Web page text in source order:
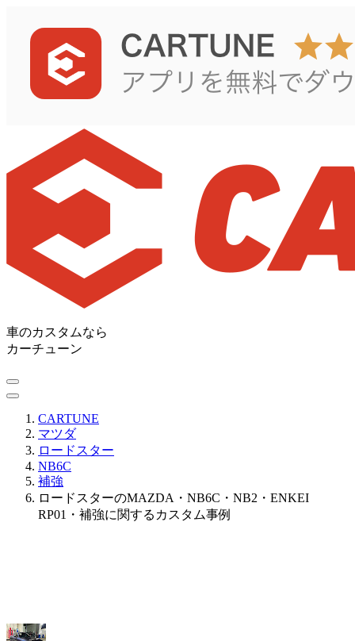
車のカスタムなら
カーチューン
CARTUNE
マツダ
ロードスター
NB6C
補強
ロードスターのMAZDA・NB6C・NB2・ENKEI
RP01・補強に関するカスタム事例